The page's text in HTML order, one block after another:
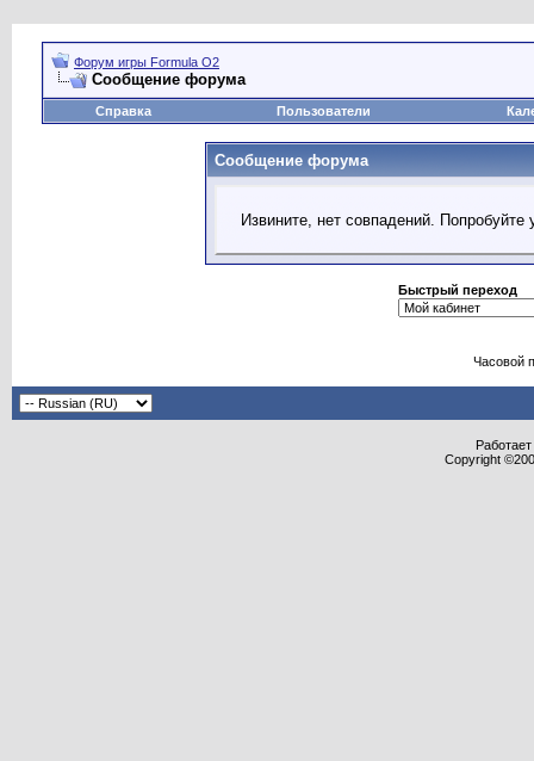
Форум игры Formula O2
Сообщение форума
Справка Пользователи
Сообщение форума
Извините, нет совпадений.
Быстрый переход
Часовой
Copyright